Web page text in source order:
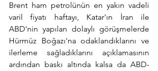
Brent ham petrolünün en yakın vadeli
varil fiyatı haftayı, Katar'ın İran ile
ABD'nin yapılan dolaylı görüşmelerde
Hürmüz Boğazı'na odaklandıklarını ve
ilerleme sağladıklarını açıklamasının
ardından baskı altında kalsa da ABD-